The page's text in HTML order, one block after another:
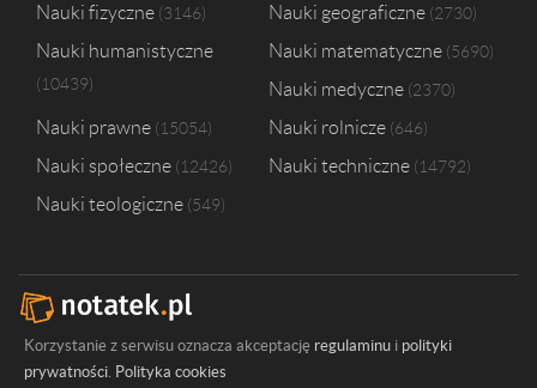
Nauki fizyczne 3146 Nauki geograficzne 2730
Nauki humanistyczne
10439
Nauki matematyczne 5690
Nauki medyczne 2370
Nauki prawne 15054 Nauki rolnicze 646
Nauki społeczne 12426 Nauki techniczne 14792
Nauki teologiczne 549
Korzystanie z serwisu oznacza akceptację regulaminu i polityki
prywatności. Polityka cookies